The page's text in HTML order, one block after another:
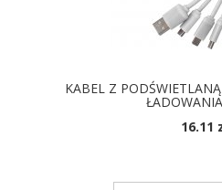
KABEL Z
16.11